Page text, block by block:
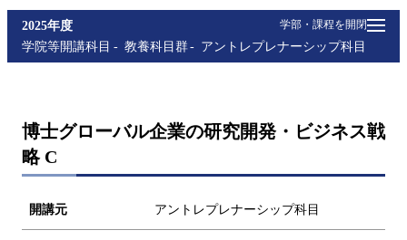
学部・課程を開閉
2025年度
学院等開講科目
教養科目群 アントレプレナーシップ科目
博士グローバル企業の研究開発・ビジネス戦
略 C
開講元 アントレプレナーシップ科目